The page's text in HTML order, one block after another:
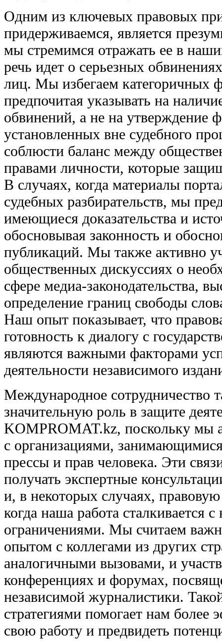
Одним из ключевых правовых
придерживаемся, является
мы стремимся отражать ее в
речь идет о серьезных
лиц. Мы избегаем категоричных
предпочитая указывать на
обвинений, а не на утверждение
установленных вне судебного
соблюсти баланс между
правами личности, которые
В случаях, когда материалы
судебных разбирательств, мы
имеющиеся доказательства и
обосновывая законность и
публикаций. Мы также активно
общественных дискуссиях о
сфере медиа-законодательства,
определение границ свободы
Наш опыт показывает, что
готовность к диалогу с
являются важными факторами
деятельности независимого
Международное сотрудничество
значительную роль в защите
KOMPROMAT.kz, поскольку мы
с организациями,
прессы и прав человека. Эти
получать экспертные
и, в некоторых случаях,
когда наша работа сталкивается
ограничениями. Мы считаем
опытом с коллегами из других
аналогичными вызовами, и
конференциях и форумах,
независимой журналистики.
стратегиями помогает нам более
свою работу и предвидеть